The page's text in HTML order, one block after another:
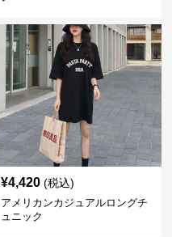
¥4,420 (税込)
アメリカンカジュアルロングチ
ュニック